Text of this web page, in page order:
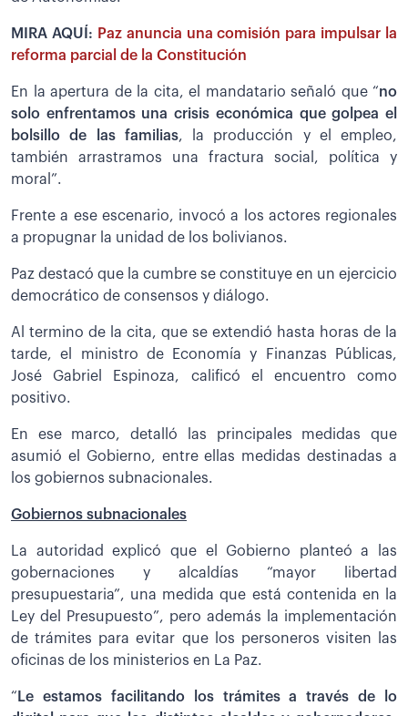
MIRA AQUÍ: Paz anuncia una comisión para impulsar la
reforma parcial de la Constitución
En la apertura de la cita, el mandatario señaló que “no
solo enfrentamos una crisis económica que golpea el
bolsillo de las familias, la producción y el empleo,
también arrastramos una fractura social, política y
moral”.
Frente a ese escenario, invocó a los actores regionales
a propugnar la unidad de los bolivianos.
Paz destacó que la cumbre se constituye en un ejercicio
democrático de consensos y diálogo.
Al termino de la cita, que se extendió hasta horas de la
tarde, el ministro de Economía y Finanzas Públicas,
José Gabriel Espinoza, calificó el encuentro como
positivo.
En ese marco, detalló las principales medidas que
asumió el Gobierno, entre ellas medidas destinadas a
los gobiernos subnacionales.
Gobiernos subnacionales
La autoridad explicó que el Gobierno planteó a las
gobernaciones y alcaldías “mayor libertad
presupuestaria”, una medida que está contenida en la
Ley del Presupuesto”, pero además la implementación
de trámites para evitar que los personeros visiten las
oficinas de los ministerios en La Paz.
“ Le estamos facilitando los trámites a través de lo